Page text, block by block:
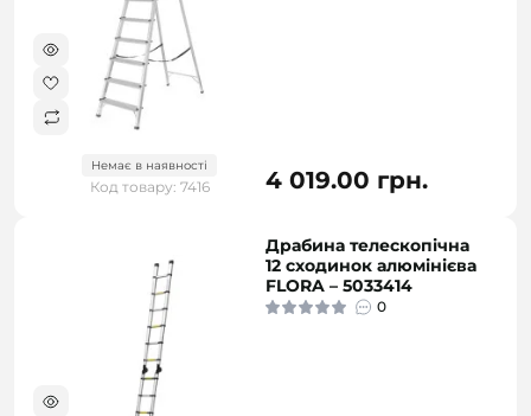
Немає в наявності
Код товару: 7416 4 019.00 грн.
Драбина телескопічна
12 сходинок алюмінієва
FLORA – 5033414
0